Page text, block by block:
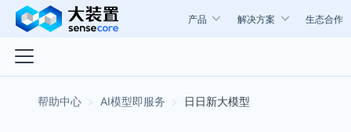
产品 解决方案 生态合作
AI模型即服务 日日新大模型